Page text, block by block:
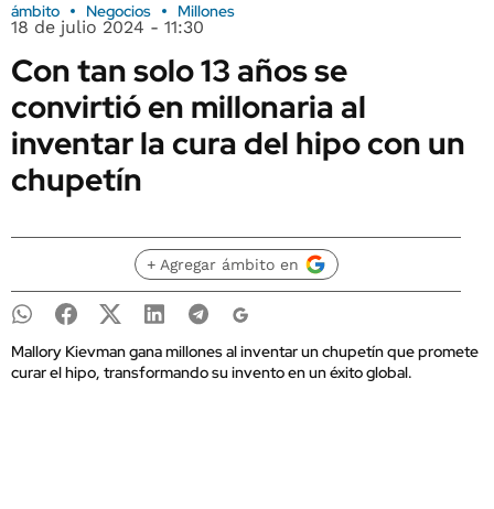
ámbito Negocios Millones
18 de julio 2024 - 11:30
Con tan solo 13 años se
convirtió en millonaria al
inventar la cura del hipo con un
chupetín
+ Agregar ámbito en
Mallory Kievman gana millones al inventar un chupetín que promete
curar el hipo, transformando su invento en un éxito global.